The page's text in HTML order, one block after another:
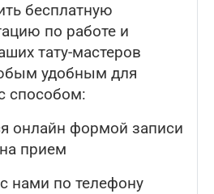
бесплатную
по работе и
тату-мастеров
удобным для
способом:
онлайн формой записи
на прием
нами по телефону